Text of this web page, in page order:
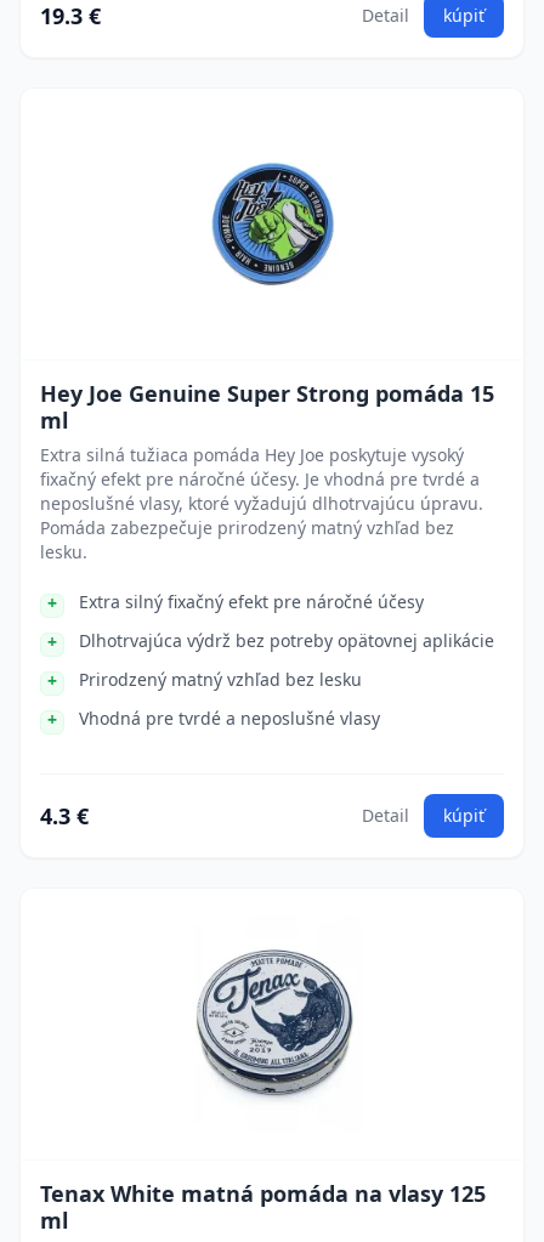
19.3 € Detail kúpiť
Hey Joe Genuine Super Strong pomáda 15
ml
Extra silná tužiaca pomáda Hey Joe poskytuje vysoký
fixačný efekt pre náročné účesy. Je vhodná pre tvrdé a
neposlušné vlasy, ktoré vyžadujú dlhotrvajúcu úpravu.
Pomáda zabezpečuje prirodzený matný vzhľad bez
lesku.
Extra silný fixačný efekt pre náročné účesy
Dlhotrvajúca výdrž bez potreby opätovnej aplikácie
Prirodzený matný vzhľad bez lesku
Vhodná pre tvrdé a neposlušné vlasy
4.3 € Detail kúpiť
Tenax White matná pomáda na vlasy 125
ml